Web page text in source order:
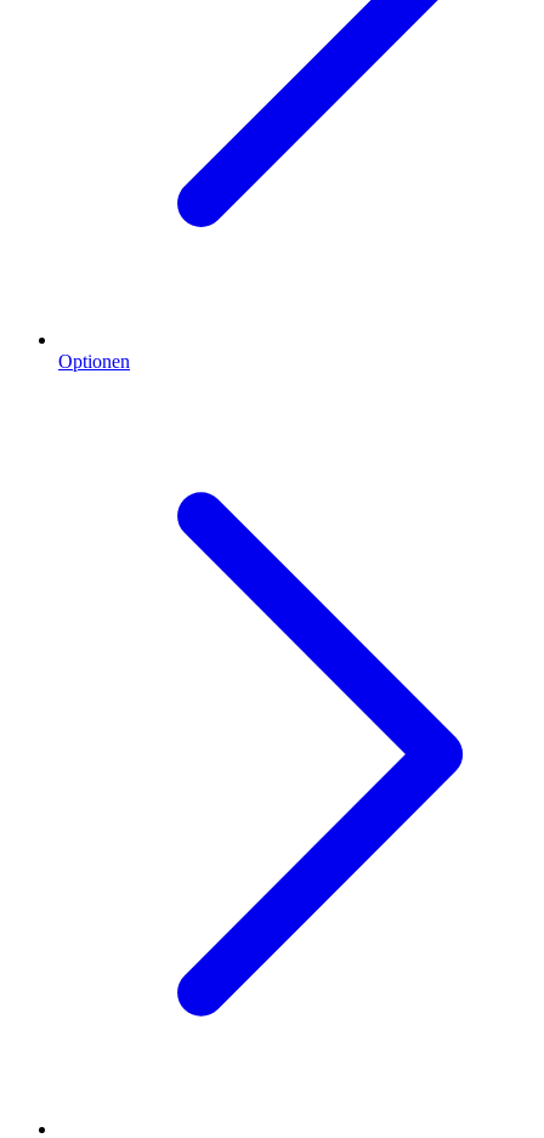
Optionen